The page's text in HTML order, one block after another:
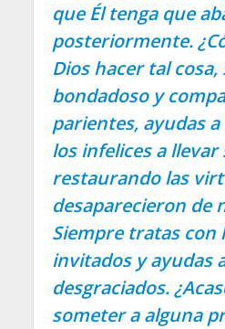
que Él tenga que
posteriormente.
Dios hacer tal cosa,
bondadoso y
parientes, ayudas
los infelices a llevar
restaurando las
desaparecieron de
Siempre tratas con
invitados y ayudas
desgraciados.
someter a alguna